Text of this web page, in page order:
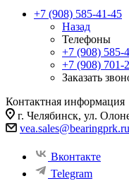
+7 (908) 585-41-45
Назад
Телефоны
+7 (908) 585-
+7 (908) 701-
Заказать
Контактная информация
г. Челябинск, ул.
vea.sales@bearingprk.ru
Вконтакте
Telegram